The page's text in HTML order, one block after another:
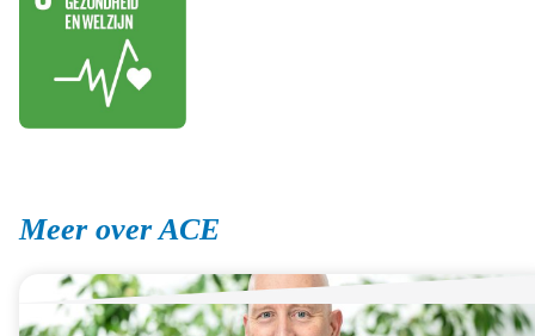
Meer over ACE